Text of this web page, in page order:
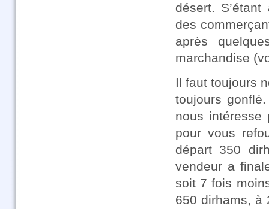
désert.
des
après
marchandise
Il faut toujours
toujours
nous intéresse
pour vous
départ 350
vendeur a
soit 7 fois
650 dirhams, à